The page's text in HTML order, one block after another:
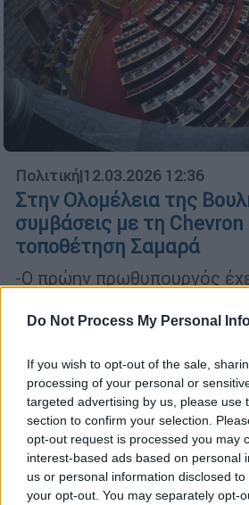
Do Not Process My Personal
If you wish to opt-out of the sale,
processing of your personal or
targeted advertising by us, please use
section to confirm your selection.
opt-out request is processed you may
interest-based ads based on personal
us or personal information disclosed
your opt-out. You may separately opt-
Πολιτική|12.03.2026 12:36
Στην Ολομέλεια της
συμβάσεις με τη
τοποθέτηση Σαμαρά
-Ο πρώην πρωθυπουργός
τις συμβάσεις για
κυριαρχικών μας